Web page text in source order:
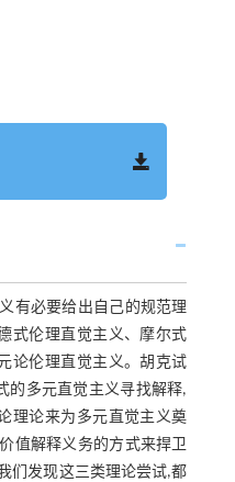
有必要给出自己的规范理
式伦理直觉主义、摩尔式
论伦理直觉主义。胡克试
的多元直觉主义寻找解释,
理论来为多元直觉主义奠
值解释义务的方式来捍卫
们发现这三类理论尝试,都